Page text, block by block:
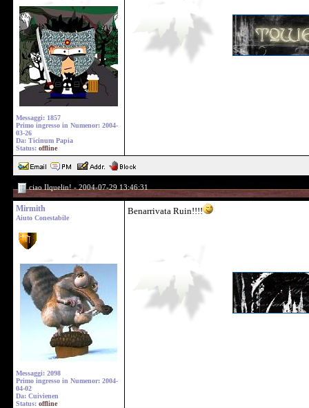
Messaggi: 1857
Primo ingresso in Numenor: 2004-
03-26
Da: Ticinum Papia
Status: offline
ciao Ilquelin! - 2004-07-29 13:46:31
Mirmith
Aiuto Conestabile
Messaggi: 2098
Primo ingresso in Numenor: 2004-
04-02
Da: Cuivienen
Status: offline
Benarrivata Ruin!!!!